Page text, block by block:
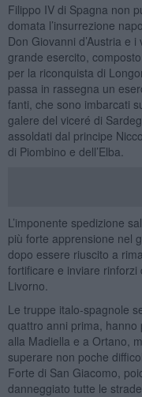
Filippo IV di Spagna non
domata l’insurrezione
Don Giovanni d’Austria e
grande esercito,
per la riconquista di
passa in rassegna un
fanti, che sono imbarcati
galere del viceré di
assoldati dal principe
di Piombino e dell’Elba.
L’imponente spedizione
più forte apprensione nel
dopo essere riuscito a
fortificare e inviare
Livorno.
Le truppe italo-spagnole
quattro anni prima,
alla Madiella e a Ortano,
superare non poche
Forte di San Giacomo,
danneggiato tutte le